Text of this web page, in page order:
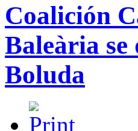
Coalición
Baleària se
Boluda